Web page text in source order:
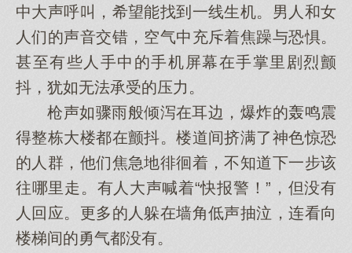
中大声呼叫，希望能找到一线生机。男人和女
人们的声音交错，空气中充斥着焦躁与恐惧。
甚至有些人手中的手机屏幕在手掌里剧烈颤
抖，犹如无法承受的压力。
枪声如骤雨般倾泻在耳边，爆炸的轰鸣震
得整栋大楼都在颤抖。楼道间挤满了神色惊恐
的人群，他们焦急地徘徊着，不知道下一步该
往哪里走。有人大声喊着“快报警！”，但没有
人回应。更多的人躲在墙角低声抽泣，连看向
楼梯间的勇气都没有。